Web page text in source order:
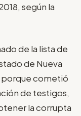
según la
de la lista de
de Nueva
porque cometió
de testigos,
la corrupta